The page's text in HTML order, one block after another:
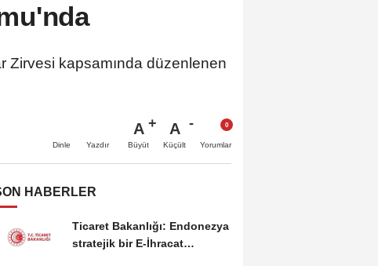
Zirvesi kapsamında düzenlenen
Dinle Yazdır
A
Büyüt
A
Küçült Yorumlar
HABERLER
Ticaret Bakanlığı: Endonezya
stratejik bir E-İhracat